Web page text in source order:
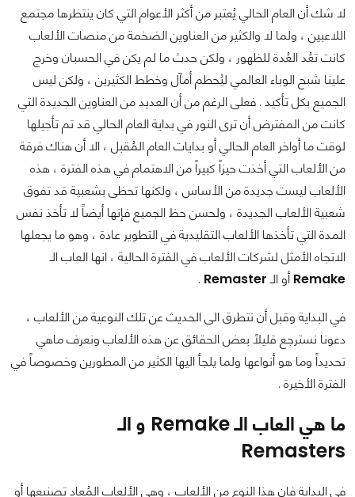
لا شك أن العام الحالي يُعتبر من أكثر الأعوام التي كان ينتظرها مجتمع
اللاعبين ، ولما لا والكثير من العناوين الضخمة من منصات الألعاب
كانت تعُد العُدة للظهور ، ولكن حدث ما لم يكن في الحسبان وخرج
علينا شبح الوباء العالمي ليُحطم أمآل وخطط الكثيرين ، ولكن ليس
الجميع بكل تأكيد . فعلى الرغم من أن العديد من العناوين الجديدة التي
كانت من المفترض أن ترى النور في بداية العام الحالي قد تم تأجيلها
لوقت ما أواخر العام الحالي أو بدايات العام المُقبل ، الا أن هناك فرقة
من الألعاب التي أخذت حيزاً كبيراً من الاهتمام في هذه الفترة ، هذه
الألعاب ليست جديدة من الأساس ، ولكنها تحظى بشعبية قد تفوق
شعبية الألعاب الجديدة ، ولحسن حظ الجميع فإنها أيضاً لا تأخذ نفس
المدة التي تأخذها الألعاب التقليدية في التطوير عادة ، وهو ما يجعلها
الاتجاه الأمثل لشركات الألعاب في الفترة الحالية ، انها العاب الـ
Remake أو الـRemaster
.
في البداية وقبل أن نتطرق الى الحديث عن تلك النوعية من الألعاب ،
دعونا نسترجع قليلاً بعض الحقائق عن هذه الألعاب ونعرف ماهي
تحديداً وما هو أنواعها ولما يلجأ اليها الكثير من المطورين وخصوصاً في
الفترة الأخيرة .
ما هي العاب الـRemake و الـ
Remasters
في البداية فان هذا النوع من الألعاب ، وهي الألعاب المُعاد تصنيعها أو